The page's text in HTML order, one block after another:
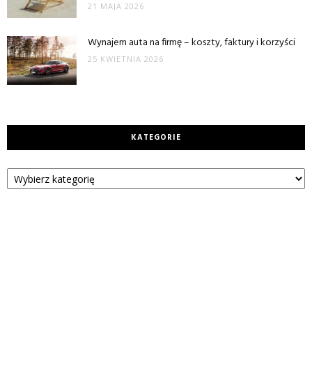
21 MAJA 2026
Wynajem auta na firmę – koszty, faktury i korzyści
25 KWIETNIA 2026
KATEGORIE
Kategorie